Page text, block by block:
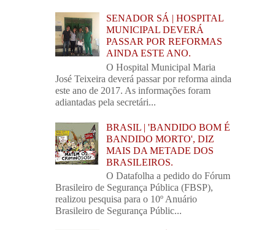
SENADOR SÁ | HOSPITAL
MUNICIPAL DEVERÁ
PASSAR POR REFORMAS
AINDA ESTE ANO.
O Hospital Municipal Maria
José Teixeira deverá passar por reforma ainda
este ano de 2017. As informações foram
adiantadas pela secretári...
BRASIL | 'BANDIDO BOM É
BANDIDO MORTO', DIZ
MAIS DA METADE DOS
BRASILEIROS.
O Datafolha a pedido do Fórum
Brasileiro de Segurança Pública (FBSP),
realizou pesquisa para o 10º Anuário
Brasileiro de Segurança Públic...